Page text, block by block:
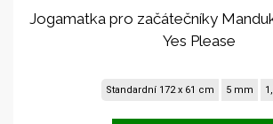
Jogamatka pro začátečníky
Yes Please
Standardní 172 x 61 cm 5 mm